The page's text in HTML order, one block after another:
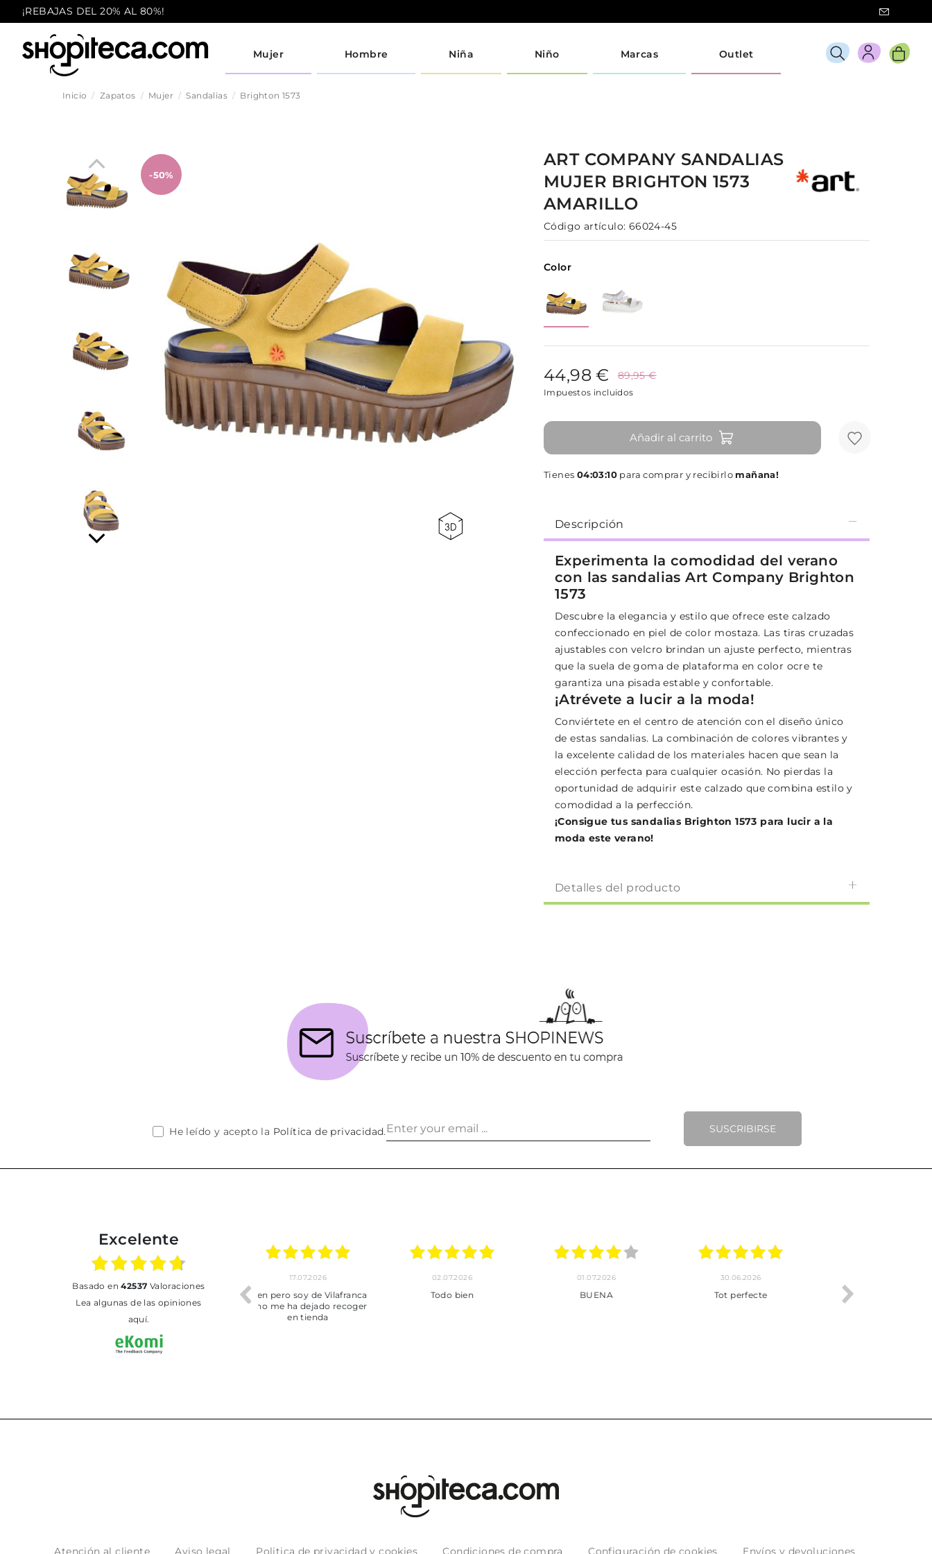
¡REBAJAS DEL 20% AL 80%!
Mujer Hombre Niña Niño Marcas Outlet
Inicio Zapatos Mujer Sandalias Brighton 1573
-50%
ART COMPANY SANDALIAS
MUJER BRIGHTON 1573
AMARILLO
Código artículo: 66024-45
Color
44,98 € 89,95 €
Impuestos incluidos
Añadir al carrito
Tienes 04:03:09 para comprar y recibirlomañana!
Descripción
Experimenta la comodidad del verano
con las sandalias Art Company Brighton
1573
Descubre la elegancia y estilo que ofrece este calzado
confeccionado en piel de color mostaza. Las tiras cruzadas
ajustables con velcro brindan un ajuste perfecto, mientras
que la suela de goma de plataforma en color ocre te
garantiza una pisada estable y confortable.
¡Atrévete a lucir a la moda!
Conviértete en el centro de atención con el diseño único
de estas sandalias. La combinación de colores vibrantes y
la excelente calidad de los materiales hacen que sean la
elección perfecta para cualquier ocasión. No pierdas la
oportunidad de adquirir este calzado que combina estilo y
comodidad a la perfección.
¡Consigue tus sandalias Brighton 1573 para lucir a la
moda este verano!
Detalles del producto
SUSCRIBIRSE
He leído y acepto la Política de privacidad.
Excelente
basado en42537 Valoraciones
Lea algunas de las opiniones
aquí.
24.06.2026
***
23.06.2026
Pedido hecho, pedido
22.06.2026
Servicio muy completo
20.06.2026
Envío rápido
Atención al cliente Aviso legal Politica de privacidad y cookies Condiciones de compra Configuración de cookies Envíos y devoluciones